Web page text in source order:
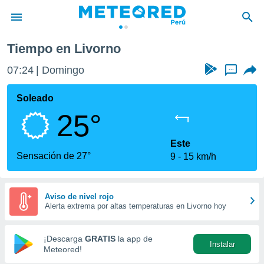
de
ha sido
calidad.
a este
las
y
forma
digital
basada
Tiempo en Livorno
07:24 Domingo ...
Soleado
25°
Sensación de 27°
Este
9
15 km/h
Aviso de nivel rojo
Alerta extrema por altas temperaturas en Livorno hoy
¡Descarga GRATIS la app de
Meteored!
Instalar